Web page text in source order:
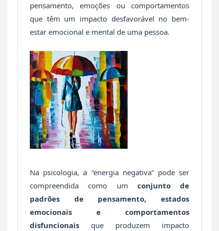
pensamento, emoções ou comportamentos
que têm um impacto desfavorável no bem-
estar emocional e mental de uma pessoa.
Na psicologia, a “energia negativa” pode ser
compreendida como um conjunto de
padrões de pensamento, estados
emocionais e comportamentos
disfuncionais que produzem impacto